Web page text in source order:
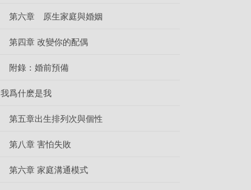
第六章 原生家庭與婚姻
第四章 改變你的配偶
附錄：婚前預備
我爲什麽是我
第五章出生排列次與個性
第八章 害怕失敗
第六章 家庭溝通模式